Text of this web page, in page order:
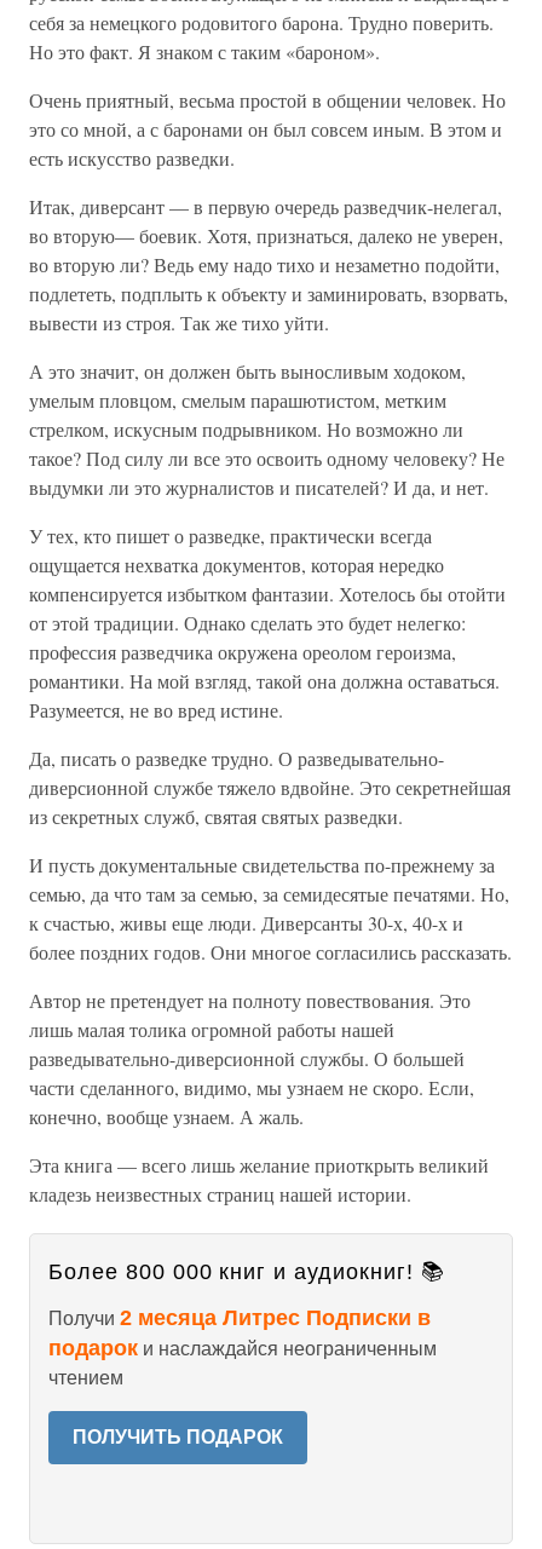
себя за немецкого родовитого барона. Трудно поверить.
Но это факт. Я знаком с таким «бароном».
Очень приятный, весьма простой в общении человек. Но
это со мной, а с баронами он был совсем иным. В этом и
есть искусство разведки.
Итак, диверсант — в первую очередь разведчик-нелегал,
во вторую— боевик. Хотя, признаться, далеко не уверен,
во вторую ли? Ведь ему надо тихо и незаметно подойти,
подлететь, подплыть к объекту и заминировать, взорвать,
вывести из строя. Так же тихо уйти.
А это значит, он должен быть выносливым ходоком,
умелым пловцом, смелым парашютистом, метким
стрелком, искусным подрывником. Но возможно ли
такое? Под силу ли все это освоить одному человеку? Не
выдумки ли это журналистов и писателей? И да, и нет.
У тех, кто пишет о разведке, практически всегда
ощущается нехватка документов, которая нередко
компенсируется избытком фантазии. Хотелось бы отойти
от этой традиции. Однако сделать это будет нелегко:
профессия разведчика окружена ореолом героизма,
романтики. На мой взгляд, такой она должна оставаться.
Разумеется, не во вред истине.
Да, писать о разведке трудно. О разведывательно-
диверсионной службе тяжело вдвойне. Это секретнейшая
из секретных служб, святая святых разведки.
И пусть документальные свидетельства по-прежнему за
семью, да что там за семью, за семидесятые печатями. Но,
к счастью, живы еще люди. Диверсанты 30-х, 40-х и
более поздних годов. Они многое согласились рассказать.
Автор не претендует на полноту повествования. Это
лишь малая толика огромной работы нашей
разведывательно-диверсионной службы. О большей
части сделанного, видимо, мы узнаем не скоро. Если,
конечно, вообще узнаем. А жаль.
Эта книга — всего лишь желание приоткрыть великий
кладезь неизвестных страниц нашей истории.
Более 800 000 книг и аудиокниг! 📚
Получи 2 месяца Литрес Подписки в
подарок и наслаждайся неограниченным
чтением
ПОЛУЧИТЬ ПОДАРОК